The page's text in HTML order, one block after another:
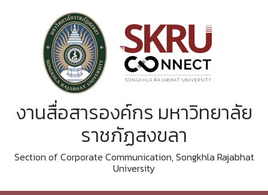
งานสื่อสารองค์กร มหาวิทยาลัย
ราชภัฏสงขลา
Section of Corporate Communication, Songkhla Rajabhat
University